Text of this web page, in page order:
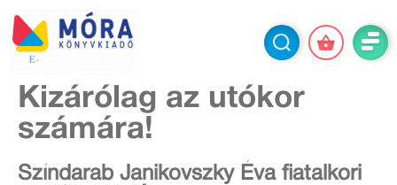
Kizárólag az utókor
számára!
Színdarab Janikovszky Éva fiatalkori